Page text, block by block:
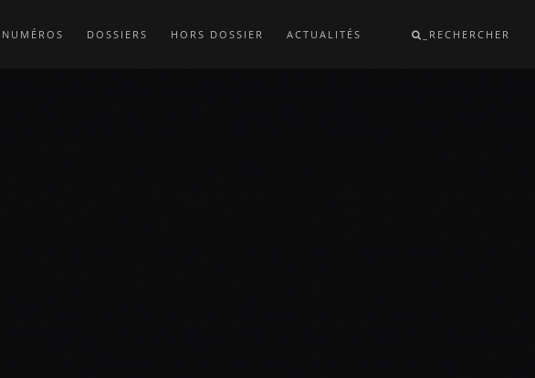
NUMÉROS DOSSIERS HORS DOSSIER ACTUALITÉS _RECHERCHER